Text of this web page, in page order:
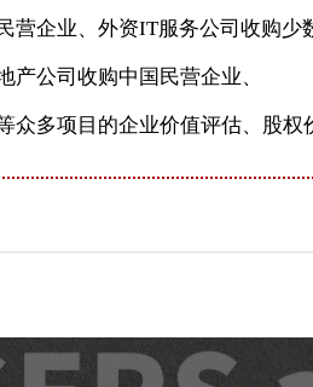
企业、外资IT服务公司收购少
公司收购中国民营企业、
多项目的企业价值评估、股权